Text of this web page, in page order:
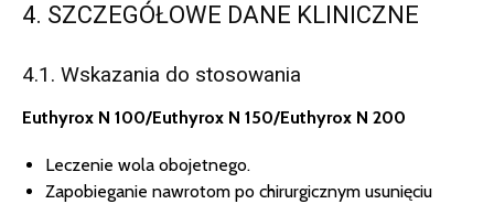
4. SZCZEGÓŁOWE DANE KLINICZNE
4.1. Wskazania do stosowania
Euthyrox N 100/Euthyrox N 150/Euthyrox N 200
Leczenie wola obojetnego.
Zapobieganie nawrotom po chirurgicznym usunięciu